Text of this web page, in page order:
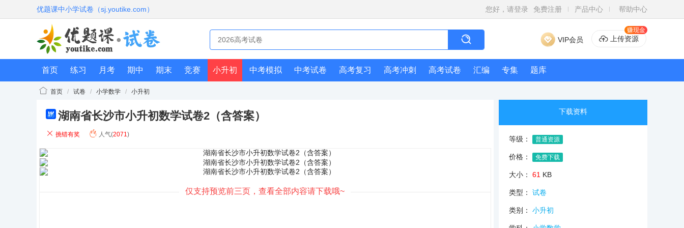
优题课中小学试卷（sj.youtike.com） 您好，请登录 免费注册 产品中心 帮助中心
VIP会员 上传资源
赚现金
首页 练习 月考 期中 期末 竞赛 小升初 中考模拟 中考试卷 高考复习 高考冲刺 高考试卷 汇编 专集 题库
首页 / 试卷 / 小学数学 / 小升初
do
cx
湖南省长沙市小升初数学试卷2（含答案）
挑错有奖 人气(2071)
仅支持预览前三页，查看全部内容请下载哦~
下载资料
等级： 普通资源
价格： 免费下载
大小： 61 KB
类型： 试卷
类别： 小升初